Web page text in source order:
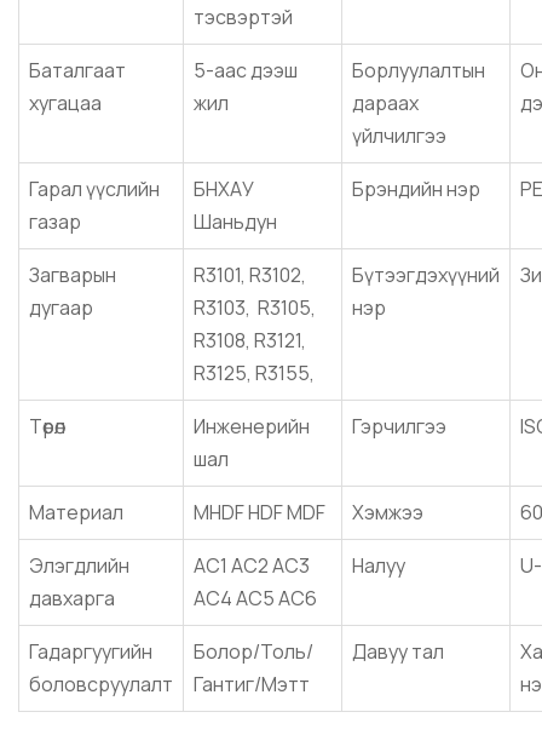
тэсвэртэй
Баталгаат
хугацаа
5-аас дээш
жил
Борлуулалтын
дараах
үйлчилгээ
Гарал үүслийн
газар
БНХАУ
Шаньдун
Брэндийн нэр
Загварын
дугаар
R3101, R3102,
R3103, R3105,
R3108, R3121,
R3125, R3155,
Бүтээгдэхүүний
нэр
Төрөл
Инженерийн
шал
Гэрчилгээ
Материал MHDF HDF MDF Хэмжээ
Элэгдлийн
давхарга
AC1 AC2 AC3
AC4 AC5 AC6
Налуу
Гадаргуугийн
боловсруулалт
Болор/Толь/
Гантиг/Мэтт
Давуу тал